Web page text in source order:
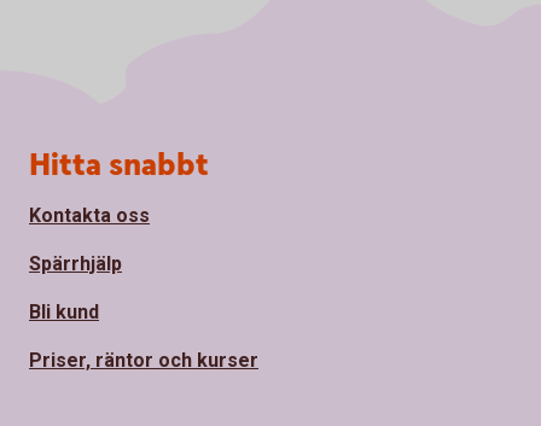
Sidfot
Hitta snabbt
Kontakta oss
Spärrhjälp
Bli kund
Priser, räntor och kurser